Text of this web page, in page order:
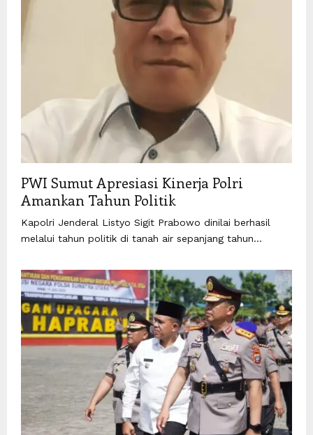
PWI Sumut Apresiasi Kinerja Polri
Amankan Tahun Politik
Kapolri Jenderal Listyo Sigit Prabowo dinilai berhasil
melalui tahun politik di tanah air sepanjang tahun...